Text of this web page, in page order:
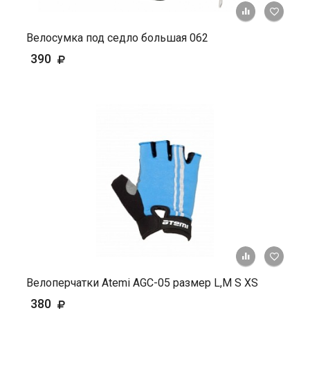
+ К
Велосумка под седло большая 062
390
+ К
Велоперчатки Atemi AGC-05 размер L,М S XS
380